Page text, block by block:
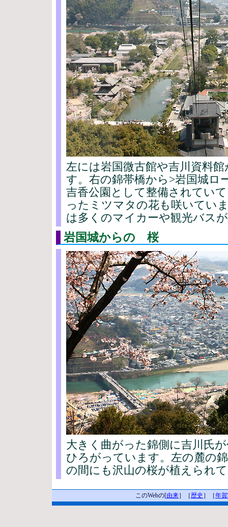
左には岩国微古館や吉川資料
す。右の錦帯橋から>岩国城ロ
吉香公園として整備されてい
ったミツマタの花も咲いてい
は多くのマイカーや観光バス
岩国城からの 桜
大きく曲がった錦側に吉川氏
ひろがっています。左の麓の
の間にも沢山の桜が植えられ
このWebの[由来］［歴史 ］［年